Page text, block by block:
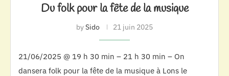
Du folk pour la fête de la musique
bySido 21 juin 2025
21/06/2025 @ 19 h 30 min – 21 h 30 min – On
dansera folk pour la fête de la musique à Lons le